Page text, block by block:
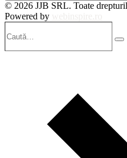
© 2026 JJB SRL. Toate
Powered by